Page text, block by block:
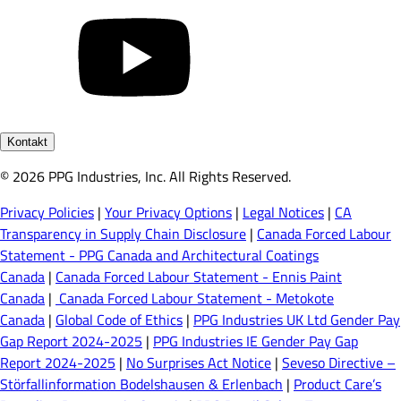
Kontakt
© 2026 PPG Industries, Inc. All Rights Reserved.
Privacy Policies | Your Privacy Options | Legal Notices | CA
Transparency in Supply Chain Disclosure | Canada Forced Labour
Statement - PPG Canada and Architectural Coatings
Canada | Canada Forced Labour Statement - Ennis Paint
Canada | Canada Forced Labour Statement - Metokote
Canada | Global Code of Ethics | PPG Industries UK Ltd Gender Pay
Gap Report 2024-2025 | PPG Industries IE Gender Pay Gap
Report 2024-2025 | No Surprises Act Notice | Seveso Directive –
Störfallinformation Bodelshausen & Erlenbach | Product Care’s